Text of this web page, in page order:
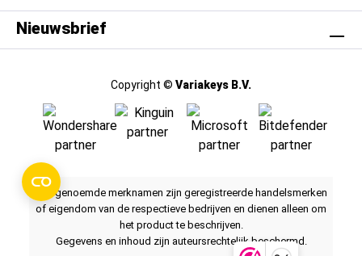
Nieuwsbrief
Copyright © Variakeys B.V.
Alle genoemde merknamen zijn geregistreerde handelsmerken
of eigendom van de respectieve bedrijven en dienen alleen om
het product te beschrijven.
Gegevens en inhoud zijn auteursrechtelijk beschermd.